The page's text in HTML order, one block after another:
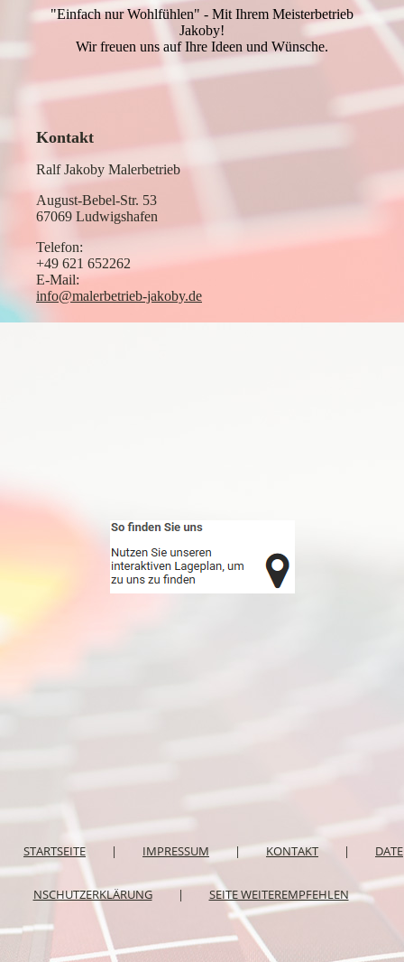
"Einfach nur Wohlfühlen" - Mit Ihrem Meisterbetrieb
Jakoby!
Wir freuen uns auf Ihre Ideen und Wünsche.
Kontakt
Ralf Jakoby Malerbetrieb
August-Bebel-Str. 53
67069 Ludwigshafen
Telefon:
+49 621 652262
E-Mail:
info@malerbetrieb-jakoby.de
STARTSEITE | IMPRESSUM | KONTAKT | DATE
NSCHUTZERKLÄRUNG | SEITE WEITEREMPFEHLEN